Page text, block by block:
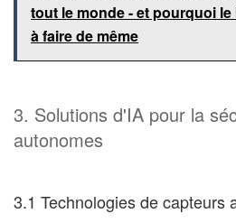
tout le monde - et pourquoi
à faire de même
3. Solutions d'IA pour la
autonomes
3.1 Technologies de capteurs